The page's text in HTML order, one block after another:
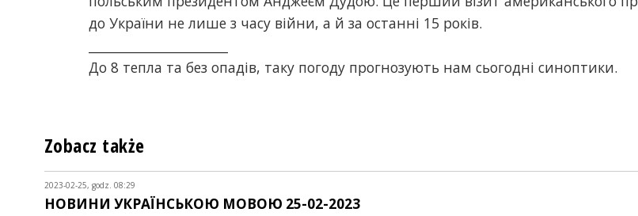
до України не лише з часу війни, а й за останні 15 років.
До 8 тепла та без опадів, таку погоду прогнозують нам сьогодні синоптики.
Zobacz także
2023-02-25, godz. 08:29
НОВИНИ УКРАЇНСЬКОЮ МОВОЮ 25-02-2023